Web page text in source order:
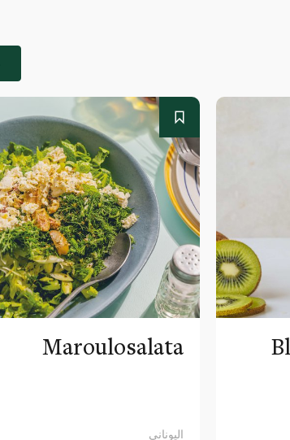
Maroulosalata
اليوناني